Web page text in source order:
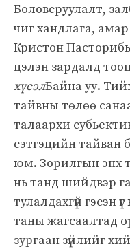
Боловсруулалт,
чиг хандлага,
Кристон
цэлэн зардалд
хүсэлБайна уу.
тайвны төлөө
талаархи
сэтгэцийн тайван
юм. Зорилгын энх
нь танд шийдвэр
тулалдахгүй гэсэн
таны жагсаалтад
зургаан зүйлийг